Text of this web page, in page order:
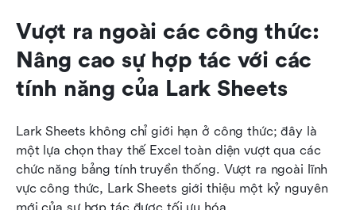
Vượt ra ngoài các công thức:
Nâng cao sự hợp tác với các
tính năng của Lark Sheets
Lark Sheets không chỉ giới hạn ở công thức; đây là
một lựa chọn thay thế Excel toàn diện vượt qua các
chức năng bảng tính truyền thống. Vượt ra ngoài lĩnh
vực công thức, Lark Sheets giới thiệu một kỷ nguyên